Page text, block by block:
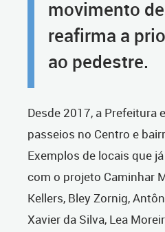
movimento
reafirma a
ao pedestre.
Desde 2017, a Prefeitura
passeios no Centro e
Exemplos de locais que
com o projeto Caminhar
Kellers, Bley Zornig,
Xavier da Silva, Lea